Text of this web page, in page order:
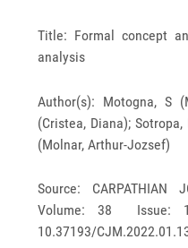
Title: Formal concept
analysis
Author(s): Motogna, S
(Cristea, Diana);
(Molnar, Arthur-Jozsef)
Source: CARPATHIAN
Volume: 38 Issue:
10.37193/